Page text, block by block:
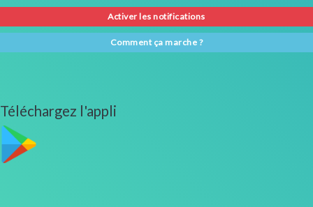
Activer les notifications
Comment ça marche ?
Téléchargez l'appli